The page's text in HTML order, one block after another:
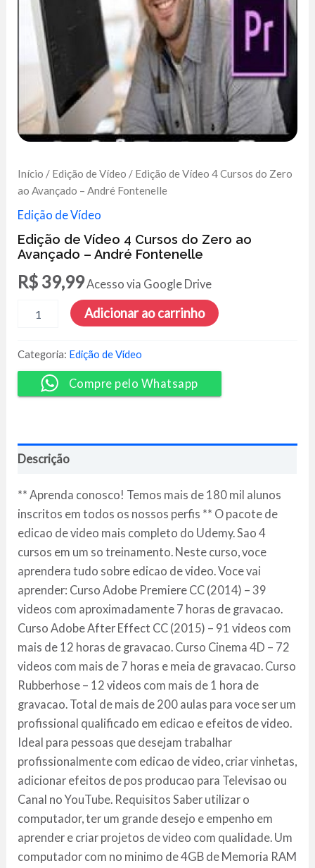
Início / Edição de Vídeo / Edição de Vídeo 4 Cursos do Zero
ao Avançado – André Fontenelle
Edição de Vídeo
Edição de Vídeo 4 Cursos do Zero ao
Avançado – André Fontenelle
R$ 39,99Acesso via Google Drive
4
Cursos
do
André
Fontenelle
Adicionar ao carrinho
Categoria: Edição de Vídeo
Compre pelo Whatsapp
Descrição
** Aprenda conosco! Temos mais de 180 mil alunos
inscritos em todos os nossos perfis ** O pacote de
edicao de video mais completo do Udemy. Sao 4
cursos em um so treinamento. Neste curso, voce
aprendera tudo sobre edicao de video. Voce vai
aprender: Curso Adobe Premiere CC (2014) – 39
videos com aproximadamente 7 horas de gravacao.
Curso Adobe After Effect CC (2015) – 91 videos com
mais de 12 horas de gravacao. Curso Cinema 4D – 72
videos com mais de 7 horas e meia de gravacao. Curso
Rubberhose – 12 videos com mais de 1 hora de
gravacao. Total de mais de 200 aulas para voce ser um
profissional qualificado em edicao e efeitos de video.
Ideal para pessoas que desejam trabalhar
profissionalmente com edicao de video, criar vinhetas,
adicionar efeitos de pos producao para Televisao ou
Canal no YouTube. Requisitos Saber utilizar o
computador, ter um grande desejo e empenho em
aprender e criar projetos de video com qualidade. Um
computador com no minimo de 4GB de Memoria RAM